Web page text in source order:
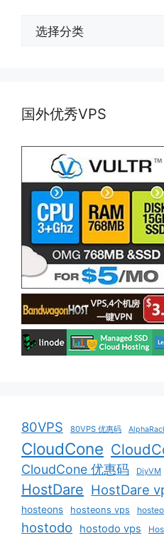
国外优秀VPS
80VPS 80VPS 优惠码
CloudCone
CloudCone 优惠码 DiyVM
HostDare HostDare
hosteons hosteons vps
hostodo hostodo vps